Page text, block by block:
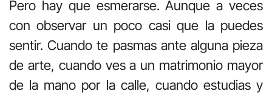
Pero hay que esmerarse. Aunque a veces
con observar un poco casi que la puedes
sentir. Cuando te pasmas ante alguna pieza
de arte, cuando ves a un matrimonio mayor
de la mano por la calle, cuando estudias y